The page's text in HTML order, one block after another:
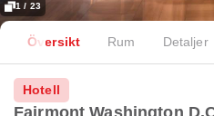
1 / 23
Översikt Rum Detaljer
Hotell
Fairmont Washington